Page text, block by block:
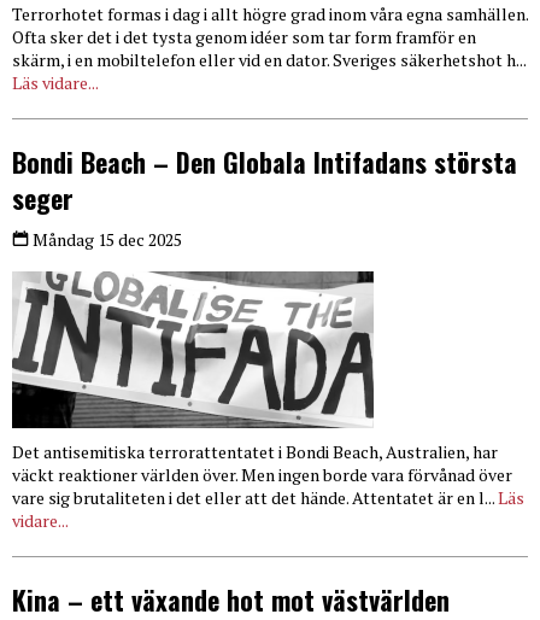
Terrorhotet formas i dag i allt högre grad inom våra egna samhällen.
Ofta sker det i det tysta genom idéer som tar form framför en
skärm, i en mobiltelefon eller vid en dator. Sveriges säkerhetshot h...
Läs vidare...
Bondi Beach – Den Globala Intifadans största
seger
Måndag 15 dec 2025
Det antisemitiska terrorattentatet i Bondi Beach, Australien, har
väckt reaktioner världen över. Men ingen borde vara förvånad över
vare sig brutaliteten i det eller att det hände. Attentatet är en l...Läs
vidare...
Kina – ett växande hot mot västvärlden